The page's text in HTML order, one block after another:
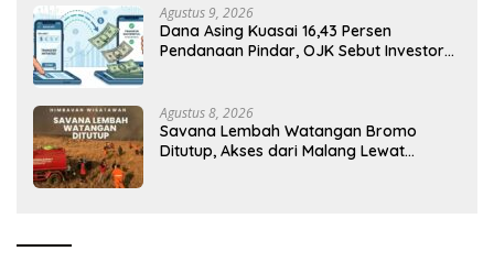
Agustus 9, 2026
Dana Asing Kuasai 16,43 Persen
Pendanaan Pindar, OJK Sebut Investor
Agustus 8, 2026
Savana Lembah Watangan Bromo
Ditutup, Akses dari Malang Lewat